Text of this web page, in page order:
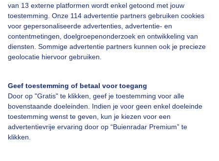
van 13 externe platformen wordt enkel getoond met jouw
toestemming. Onze 114 advertentie partners gebruiken cookies
voor gepersonaliseerde advertenties, advertentie- en
contentmetingen, doelgroepenonderzoek en ontwikkeling van
diensten. Sommige advertentie partners kunnen ook je precieze
geolocatie hiervoor gebruiken.
Geef toestemming of betaal voor toegang
Door op "Gratis" te klikken, geef je toestemming voor alle
bovenstaande doeleinden. Indien je voor geen enkel doeleinde
toestemming wenst te geven, kun je kiezen voor een
advertentievrije ervaring door op “Buienradar Premium” te
klikken.
Bedrijfsgegevens
Veelgestelde vragen
Contact
Gebruikersvoorwaarden
Adverteren
Buienradar Team
Privacy beleid